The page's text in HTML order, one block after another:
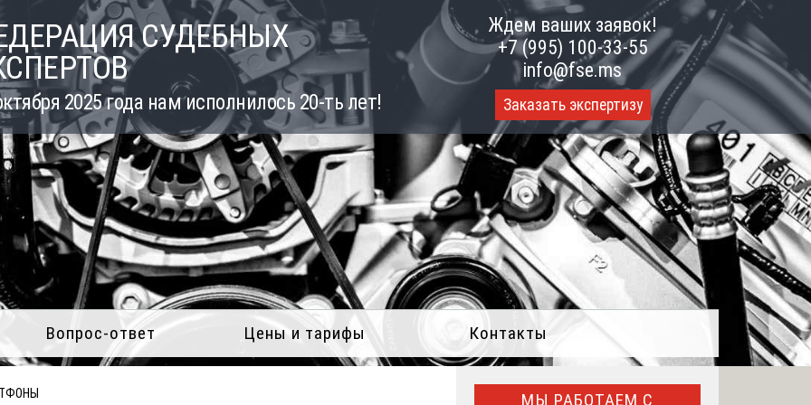
СУДЕБНЫХ
2025 года нам исполнилось 20-ть лет!
Ждем ваших заявок!
+7 (995) 100-33-55
info@fse.ms
Заказать экспертизу
Вопрос-ответ Цены и тарифы Контакты
МЫ РАБОТАЕМ С